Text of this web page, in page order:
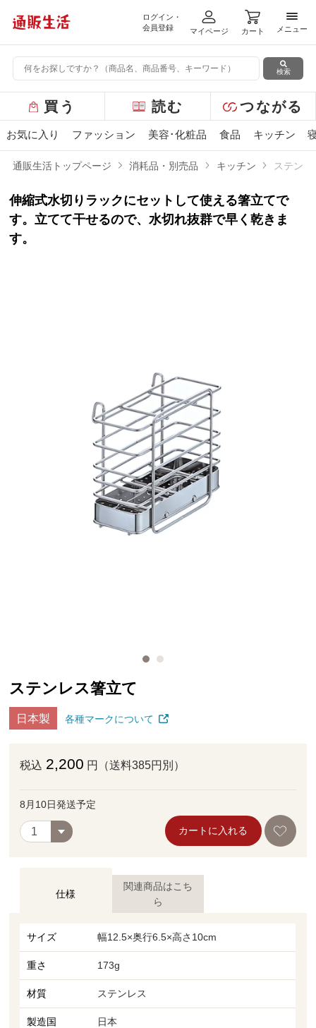
ログイン・
会員登録
マイページ カート
メニ
メニュー
検索
ー
バ
ュ
ー
買う 読む つながる
お気に入り ファッション 美容･化粧品 食品 キッチン
通販生活トップページ 消耗品・別売品 キッチン ステン
伸縮式水切りラックにセットして使える箸立てで
す。立てて干せるので、水切れ抜群で早く乾きま
す。
ステンレス箸立て
日本製 各種マークについて
税込 2,200 円（送料385円別）
8月10日発送予定
カートに入れる
仕様
関連商品はこち
ら
サイズ 幅12.5×奥行6.5×高さ10cm
重さ 173g
材質 ステンレス
製造国 日本